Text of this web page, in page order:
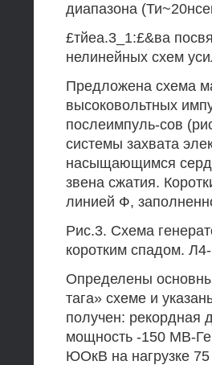
диапазона
£тйеа.3_1:£&ва
нелинейных схем
Предложена схема
высоковольтных
послеимпуль-сов
системы захвата
насыщающимся
звена сжатия.
линией Ф,
Рис.3. Схема
коротким спадом.
Определены
тага» схеме и
получен: рекордная
мощность -150 МВ-
ЮОкВ на нагрузке